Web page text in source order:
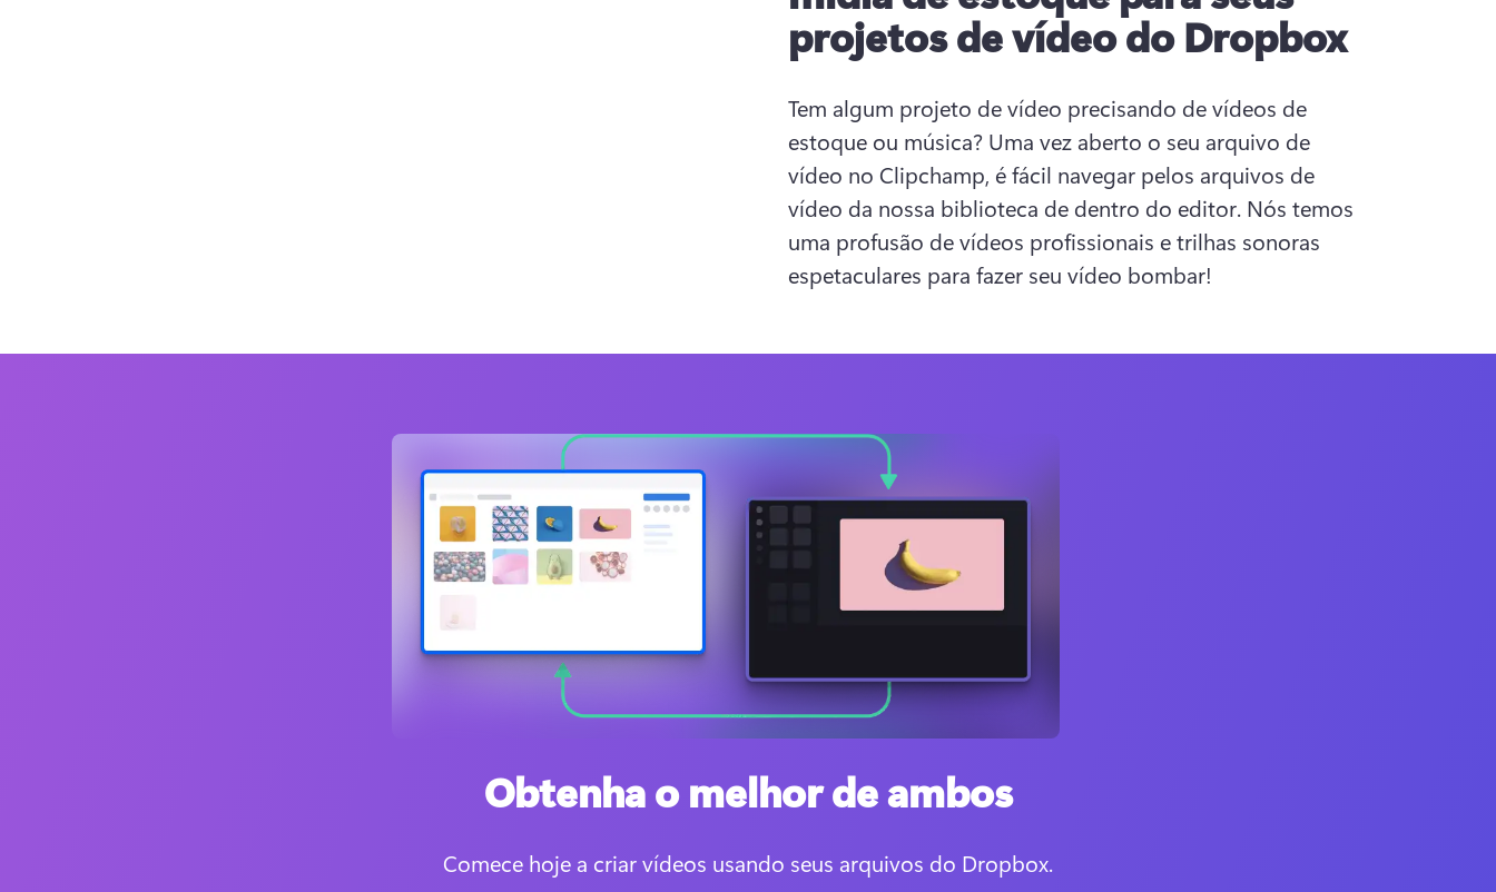
projetos de vídeo do Dropbox
Tem algum projeto de vídeo precisando de vídeos de
estoque ou música? Uma vez aberto o seu arquivo de
vídeo no Clipchamp, é fácil navegar pelos arquivos de
vídeo da nossa biblioteca de dentro do editor. Nós temos
uma profusão de vídeos profissionais e trilhas sonoras
espetaculares para fazer seu vídeo bombar!
Obtenha o melhor de ambos
Comece hoje a criar vídeos usando seus arquivos do Dropbox.